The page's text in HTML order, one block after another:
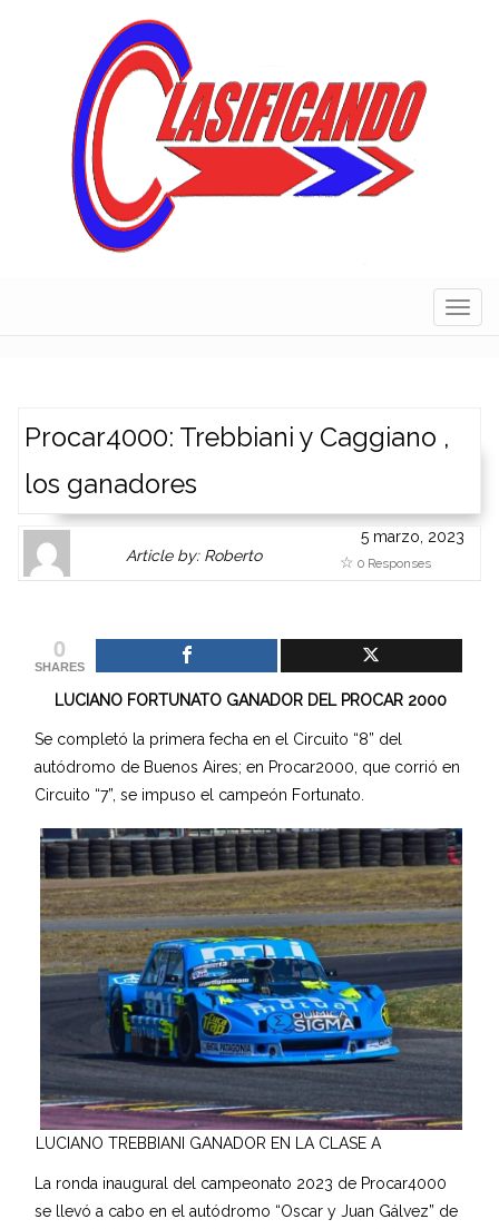
Procar4000: Trebbiani y Caggiano ,
los ganadores
Author
Gravatar
Author
page.
Article by: Roberto
or
other
works.
admin
5 marzo, 2023
0 Responses
0
SHARES
LUCIANO FORTUNATO GANADOR DEL PROCAR 2000
Se completó la primera fecha en el Circuito “8” del
autódromo de Buenos Aires; en Procar2000, que corrió en
Circuito “7”, se impuso el campeón Fortunato.
LUCIANO TREBBIANI GANADOR EN LA CLASE A
La ronda inaugural del campeonato 2023 de Procar4000
se llevó a cabo en el autódromo “Oscar y Juan Gálvez” de